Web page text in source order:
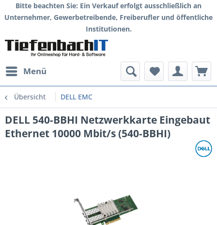
Bitte beachten Sie: Ein Verkauf erfolgt ausschließlich an
Unternehmer, Gewerbetreibende, Freiberufler und öffentliche
Institutionen.
Menü
Übersicht DELL EMC
DELL 540-BBHI Netzwerkkarte Eingebaut
Ethernet 10000 Mbit/s (540-BBHI)